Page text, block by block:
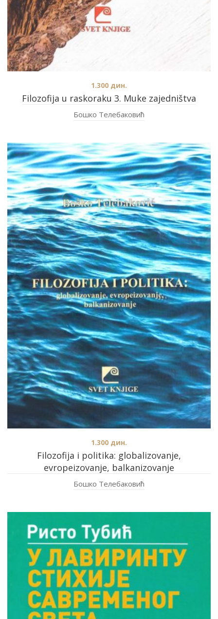
Filozofija u raskoraku 3. Muke zajedništva
1.300 дин.
Бошко Телебаковић
Filozofija i politika: globalizovanje,
evropeizovanje, balkanizovanje
1.300 дин.
Бошко Телебаковић